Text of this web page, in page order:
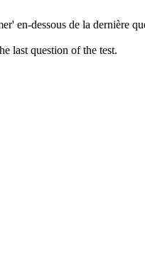
en-dessous de la dernière
last question of the test.